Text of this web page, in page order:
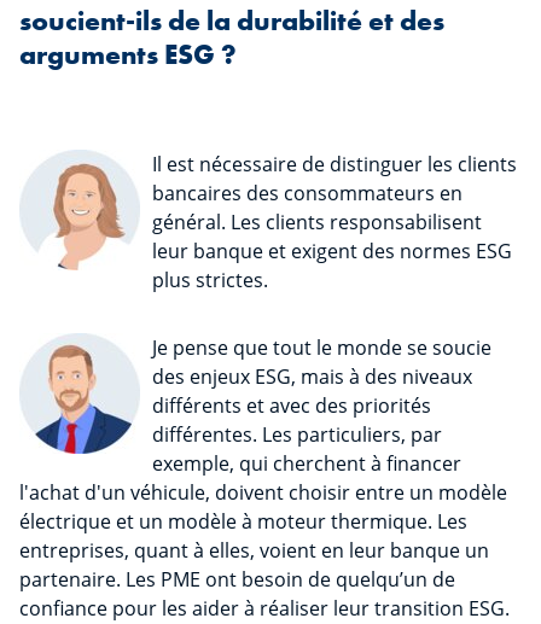
soucient-ils de la durabilité et des
arguments ESG ?
Il est nécessaire de distinguer les clients
bancaires des consommateurs en
général. Les clients responsabilisent
leur banque et exigent des normes ESG
plus strictes.
Je pense que tout le monde se soucie
des enjeux ESG, mais à des niveaux
différents et avec des priorités
différentes. Les particuliers, par
exemple, qui cherchent à financer
l'achat d'un véhicule, doivent choisir entre un modèle
électrique et un modèle à moteur thermique. Les
entreprises, quant à elles, voient en leur banque un
partenaire. Les PME ont besoin de quelqu’un de
confiance pour les aider à réaliser leur transition ESG.